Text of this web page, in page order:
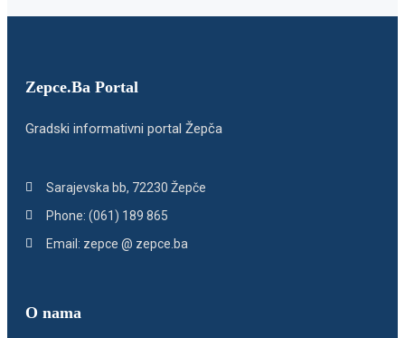
Zepce.Ba Portal
Gradski informativni portal Žepča
Sarajevska bb, 72230 Žepče
Phone: (061) 189 865
Email: zepce @ zepce.ba
O nama